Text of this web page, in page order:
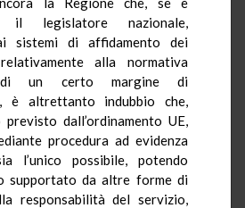
il legislatore nazionale,
sistemi di affidamento dei
alla normativa
«di un certo margine di
è altrettanto indubbio che,
dall’ordinamento UE,
procedura ad evidenza
l’unico possibile, potendo
supportato da altre forme di
responsabilità del servizio,